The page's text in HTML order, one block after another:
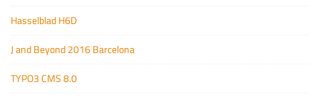
Hasselblad H6D
J and Beyond 2016 Barcelona
TYPO3 CMS 8.0